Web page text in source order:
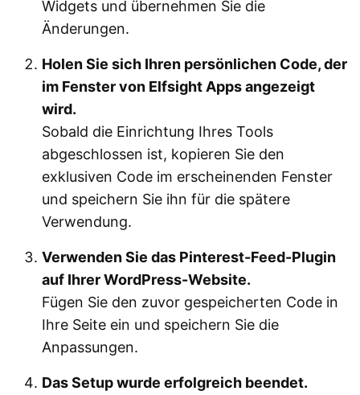
Widgets und übernehmen Sie die
Änderungen.
Holen Sie sich Ihren persönlichen Code, der
im Fenster von Elfsight Apps angezeigt
wird.
Sobald die Einrichtung Ihres Tools
abgeschlossen ist, kopieren Sie den
exklusiven Code im erscheinenden Fenster
und speichern Sie ihn für die spätere
Verwendung.
Verwenden Sie das Pinterest-Feed-Plugin
auf Ihrer WordPress-Website.
Fügen Sie den zuvor gespeicherten Code in
Ihre Seite ein und speichern Sie die
Anpassungen.
Das Setup wurde erfolgreich beendet.